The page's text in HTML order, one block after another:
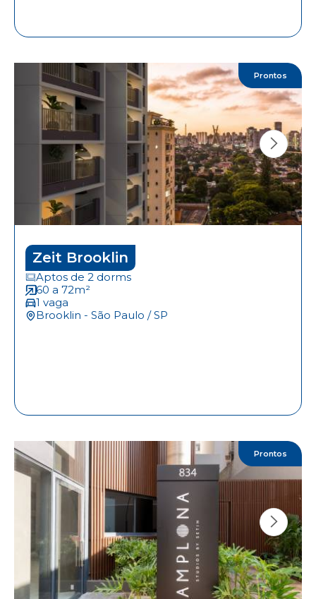
Prontos
Zeit Brooklin
Aptos de 2 dorms
60 a 72m²
1 vaga
Brooklin - São Paulo / SP
Prontos